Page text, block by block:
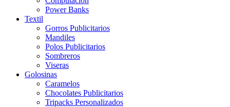
Power Banks
Textil
Gorros Publicitarios
Mandiles
Polos Publicitarios
Sombreros
Viseras
Golosinas
Caramelos
Chocolates Publicitarios
Tripacks Personalizados